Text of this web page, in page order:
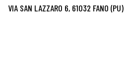
VIA SAN LAZZARO 6, 61032 FANO (PU)